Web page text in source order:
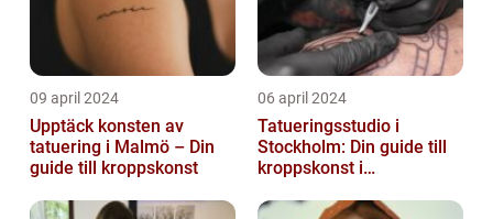
09 april 2024
Upptäck konsten av
tatuering i Malmö – Din
guide till kroppskonst
06 april 2024
Tatueringsstudio i
Stockholm: Din guide till
kroppskonst i